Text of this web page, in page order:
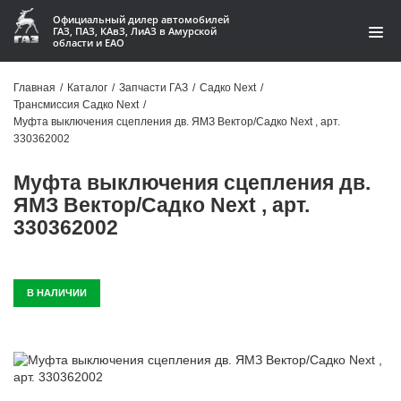
Официальный дилер автомобилей
ГАЗ, ПАЗ, КАвЗ, ЛиАЗ в Амурской
области и ЕАО
Акции
Контакты
Доставка
Гарантии
Автомобили
Главная / Каталог / Запчасти ГАЗ / Садко Next /
Трансмиссия Садко Next /
Муфта выключения сцепления дв. ЯМЗ Вектор/Садко Next , арт.
330362002
Муфта выключения сцепления дв.
ЯМЗ Вектор/Садко Next , арт.
330362002
В НАЛИЧИИ